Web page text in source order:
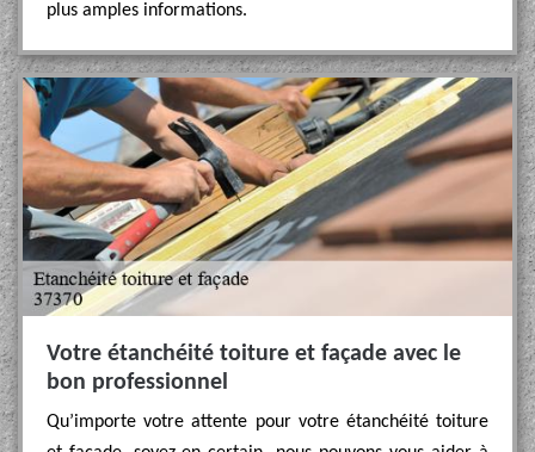
plus amples informations.
Votre étanchéité toiture et façade avec le
bon professionnel
Qu’importe votre attente pour votre étanchéité toiture